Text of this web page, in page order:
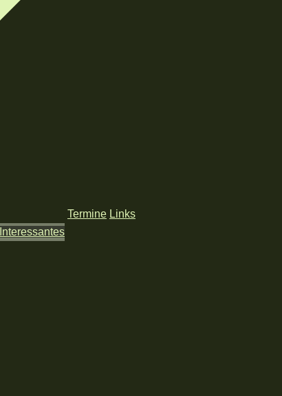
Interessantes
Termine Links